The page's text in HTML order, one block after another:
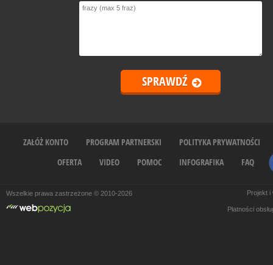
ZAŁÓŻ KONTO PROGRAM PARTNERSKI
POLITYKA PRYWATNOŚCI
OFERTA
VIDEO POMOC INFOGRAFIKA FAQ
Wszelkie prawa zastrzeżone © 2010-2026 Projekt
Płatności